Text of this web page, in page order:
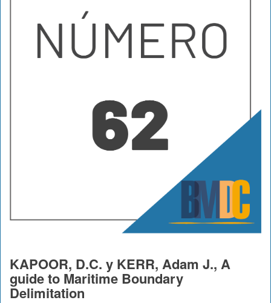
KAPOOR, D.C. y KERR, Adam J., A
guide to Maritime Boundary
Delimitation